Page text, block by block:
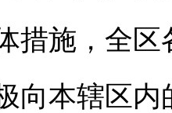
措施，全
向本辖区